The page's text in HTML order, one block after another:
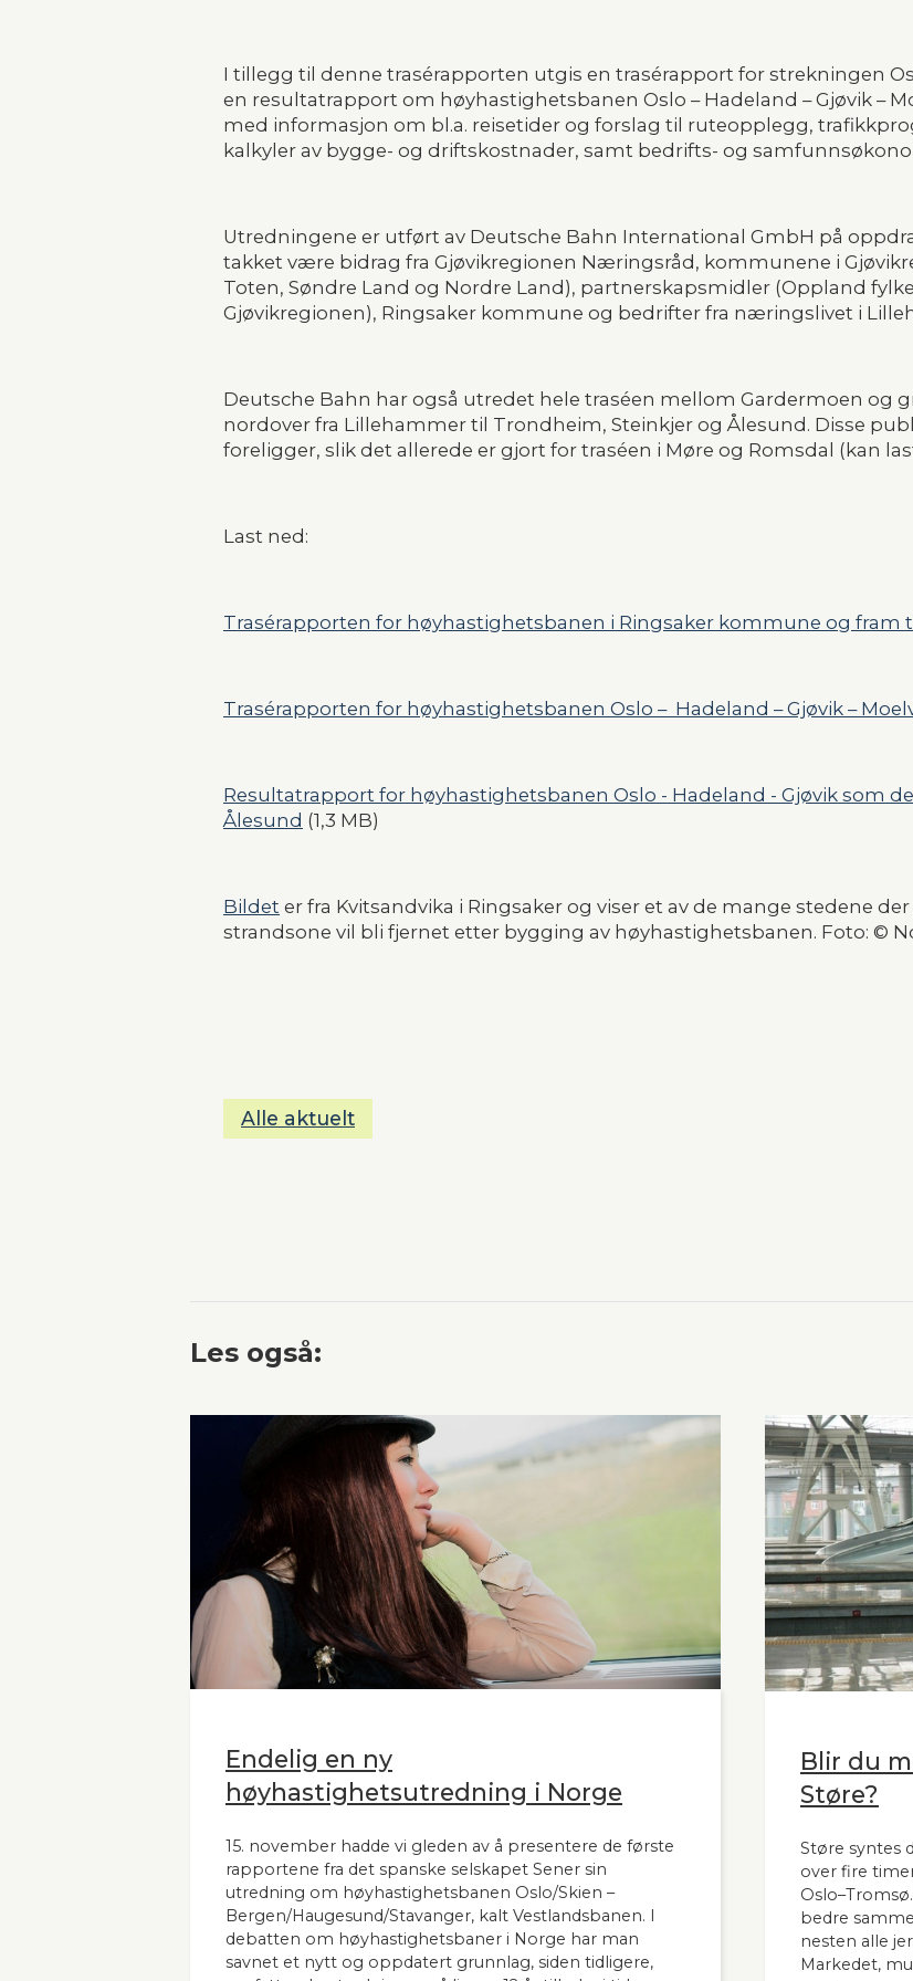
I tillegg til denne trasérapporten utgis en trasérapport for strekningen
en resultatrapport om høyhastighetsbanen Oslo – Hadeland – Gjøvik –
med informasjon om bl.a. reisetider og forslag til ruteopplegg,
kalkyler av bygge- og driftskostnader, samt bedrifts- og
Utredningene er utført av Deutsche Bahn International GmbH på
takket være bidrag fra Gjøvikregionen Næringsråd, kommunene i
Toten, Søndre Land og Nordre Land), partnerskapsmidler (Oppland
Gjøvik­regionen), Ringsaker kommune og bedrifter fra næringslivet i
Deutsche Bahn har også utredet hele traséen mellom Gardermoen og
nordover fra Lillehammer til Trondheim, Steinkjer og Ålesund. Disse
foreligger, slik det allerede er gjort for traséen i Møre og Romsdal (kan
Last ned:
Trasérapporten for høyhastighetsbanen i Ringsaker kommune og fram
Trasérapporten for høyhastighetsbanen Oslo –  Hadeland – Gjøvik –
Resultatrapport for høyhastighetsbanen Oslo - Hadeland - Gjøvik som
Ålesund (1,3 MB)
Bildet er fra Kvitsandvika i Ringsaker og viser et av de mange stedene
strandsone vil bli fjernet etter bygging av høyhastighetsbanen. Foto: ©
Alle aktuelt
Les også:
Endelig en ny
høyhastighetsutredning i Norge
15. november hadde vi gleden av å presentere de første
rapportene fra det spanske selskapet Sener sin
utredning om høyhastighetsbanen Oslo/Skien –
Bergen/Haugesund/Stavanger, kalt Vestlandsbanen. I
debatten om høyhastighetsbaner i Norge har man
savnet et nytt og oppdatert grunnlag, siden tidligere,
Blir du
Støre?
Støre syntes
over fire
bedre
nesten alle
Markedet,